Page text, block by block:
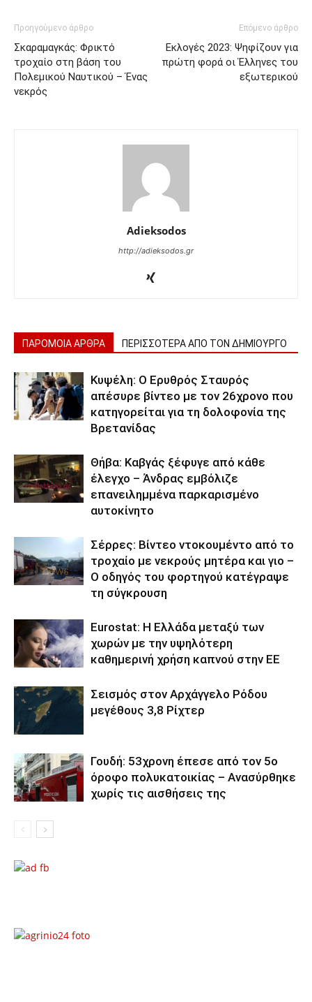
Προηγούμενο άρθρο
Σκαραμαγκάς: Φρικτό
τροχαίο στη βάση του
Πολεμικού Ναυτικού – Ένας
νεκρός
Επόμενο άρθρο
Εκλογές 2023: Ψηφίζουν για
πρώτη φορά οι Έλληνες του
εξωτερικού
Adieksodos
http://adieksodos.gr
ΠΑΡΟΜΟΙΑ ΑΡΘΡΑ ΠΕΡΙΣΣΟΤΕΡΑ ΑΠΟ ΤΟΝ ΔΗΜΙΟΥΡΓΟ
Κυψέλη: Ο Ερυθρός Σταυρός
απέσυρε βίντεο με τον 26χρονο που
κατηγορείται για τη δολοφονία της
Βρετανίδας
Θήβα: Καβγάς ξέφυγε από κάθε
έλεγχο – Άνδρας εμβόλιζε
επανειλημμένα παρκαρισμένο
αυτοκίνητο
Σέρρες: Βίντεο ντοκουμέντο από το
τροχαίο με νεκρούς μητέρα και γιο –
Ο οδηγός του φορτηγού κατέγραψε
τη σύγκρουση
Eurostat: Η Ελλάδα μεταξύ των
χωρών με την υψηλότερη
καθημερινή χρήση καπνού στην ΕΕ
Σεισμός στον Αρχάγγελο Ρόδου
μεγέθους 3,8 Ρίχτερ
Γουδή: 53χρονη έπεσε από τον 5ο
όροφο πολυκατοικίας – Ανασύρθηκε
χωρίς τις αισθήσεις της